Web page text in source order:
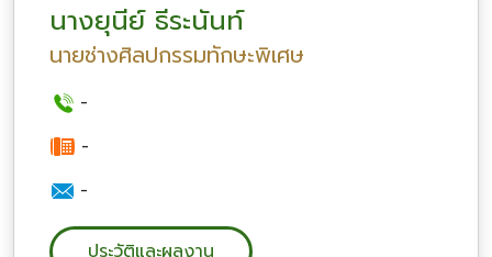
นางยุนีย์ ธีระนันท์
นายช่างศิลปกรรมทักษะพิเศษ
-
-
-
ประวัติและผลงาน